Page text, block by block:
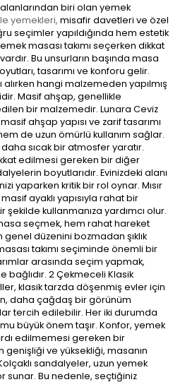
biri olan yemek
yemekleri,misafir davetleri ve özel
seçimler yapıldığında hem estetik
masası takımı seçerken dikkat
Bu unsurların başında masa
tasarımı ve konforu gelir.
alırken hangi malzemeden yapılmış
Masif ahşap, genellikle
edilen bir malzemedir. Lunara Ceviz
ahşap yapısı ve zarif tasarımı
de uzun ömürlü kullanım sağlar.
sıcak bir atmosfer yaratır.
edilmesi gereken bir diğer
boyutlarıdır. Evinizdeki alanı
yaparken kritik bir rol oynar. Mısır
ayaklı yapısıyla rahat bir
kullanmanıza yardımcı olur.
seçmek, hem rahat hareket
düzenini bozmadan şıklık
takımı seçiminde önemli bir
arasında seçim yapmak,
bağlıdır. 2 Çekmeceli Klasik
klasik tarzda döşenmiş evler için
daha çağdaş bir görünüm
tercih edilebilir. Her iki durumda
büyük önem taşır. Konfor, yemek
edilmemesi gereken bir
ve yüksekliği, masanın
sandalyeler, uzun yemek
sunar. Bu nedenle, seçtiğiniz